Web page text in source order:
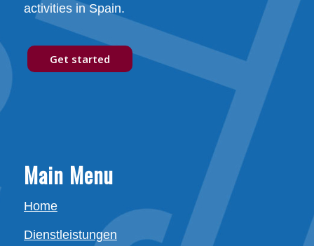
activities in Spain.
Get started
Main Menu
Home
Dienstleistungen